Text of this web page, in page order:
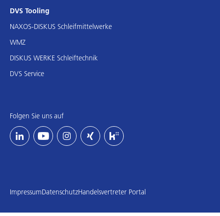
DVS Tooling
NAXOS-DISKUS Schleifmittelwerke
WMZ
DISKUS WERKE Schleiftechnik
DVS Service
Folgen Sie uns auf
ImpressumDatenschutzHandelsvertreter Portal